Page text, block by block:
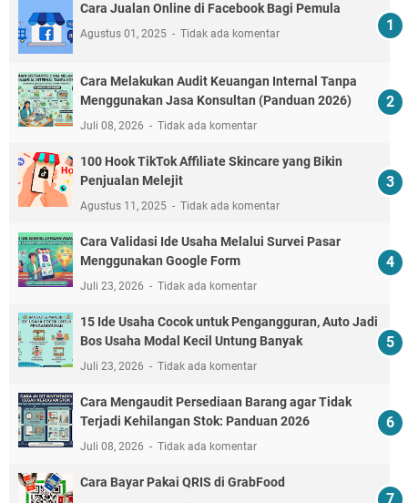
Cara Jualan Online di Facebook Bagi Pemula
Agustus 01, 2025 Tidak ada komentar
Cara Melakukan Audit Keuangan Internal Tanpa
Menggunakan Jasa Konsultan (Panduan 2026)
Juli 08, 2026 Tidak ada komentar
100 Hook TikTok Affiliate Skincare yang Bikin
Penjualan Melejit
Agustus 11, 2025 Tidak ada komentar
Cara Validasi Ide Usaha Melalui Survei Pasar
Menggunakan Google Form
Juli 23, 2026 Tidak ada komentar
15 Ide Usaha Cocok untuk Pengangguran, Auto Jadi
Bos Usaha Modal Kecil Untung Banyak
Juli 23, 2026 Tidak ada komentar
Cara Mengaudit Persediaan Barang agar Tidak
Terjadi Kehilangan Stok: Panduan 2026
Juli 08, 2026 Tidak ada komentar
Cara Bayar Pakai QRIS di GrabFood